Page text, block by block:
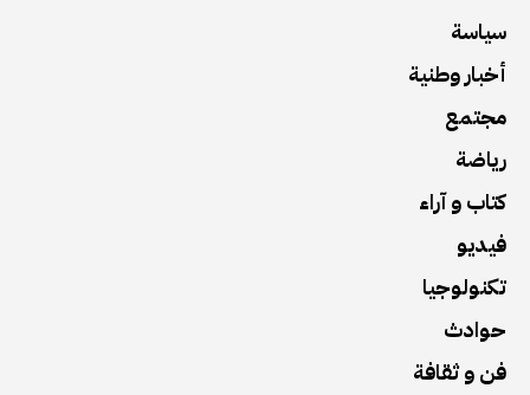
سياسة
أخبار وطنية
مجتمع
رياضة
كتاب و آراء
فيديو
تكنولوجيا
حوادث
فن و ثقافة